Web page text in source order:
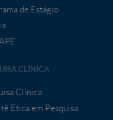
de Estágio
CLÍNICA
Clínica
Ética em Pesquisa